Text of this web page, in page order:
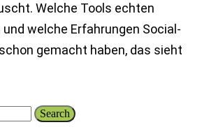
Welche Tools echten
welche Erfahrungen Social-
gemacht haben, das sieht
Search